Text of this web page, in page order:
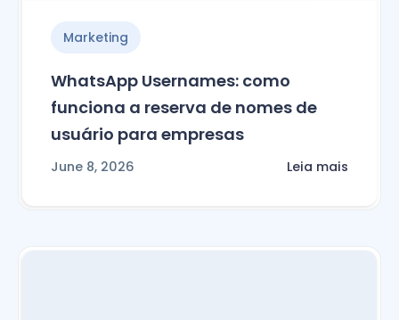
Marketing
WhatsApp Usernames: como
funciona a reserva de nomes de
usuário para empresas
June 8, 2026 Leia mais